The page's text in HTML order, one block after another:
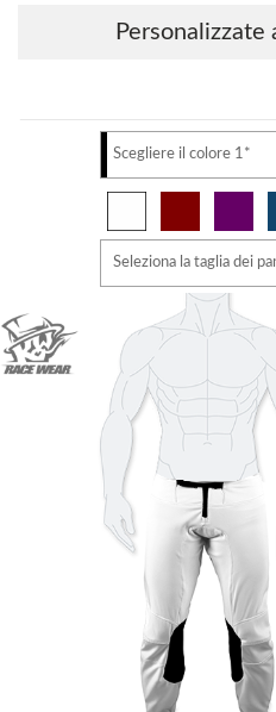
Scegliere il colore 1*
Seleziona la taglia dei